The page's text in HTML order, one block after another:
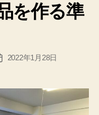
を作る準
2022年1月28日